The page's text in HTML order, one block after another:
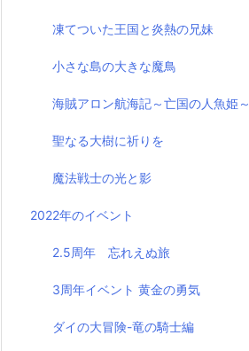
凍てついた王国と炎熱の兄妹
小さな島の大きな魔鳥
海賊アロン航海記～亡国の人魚姫～
聖なる大樹に祈りを
魔法戦士の光と影
2022年のイベント
2.5周年 忘れえぬ旅
3周年イベント 黄金の勇気
ダイの大冒険-竜の騎士編